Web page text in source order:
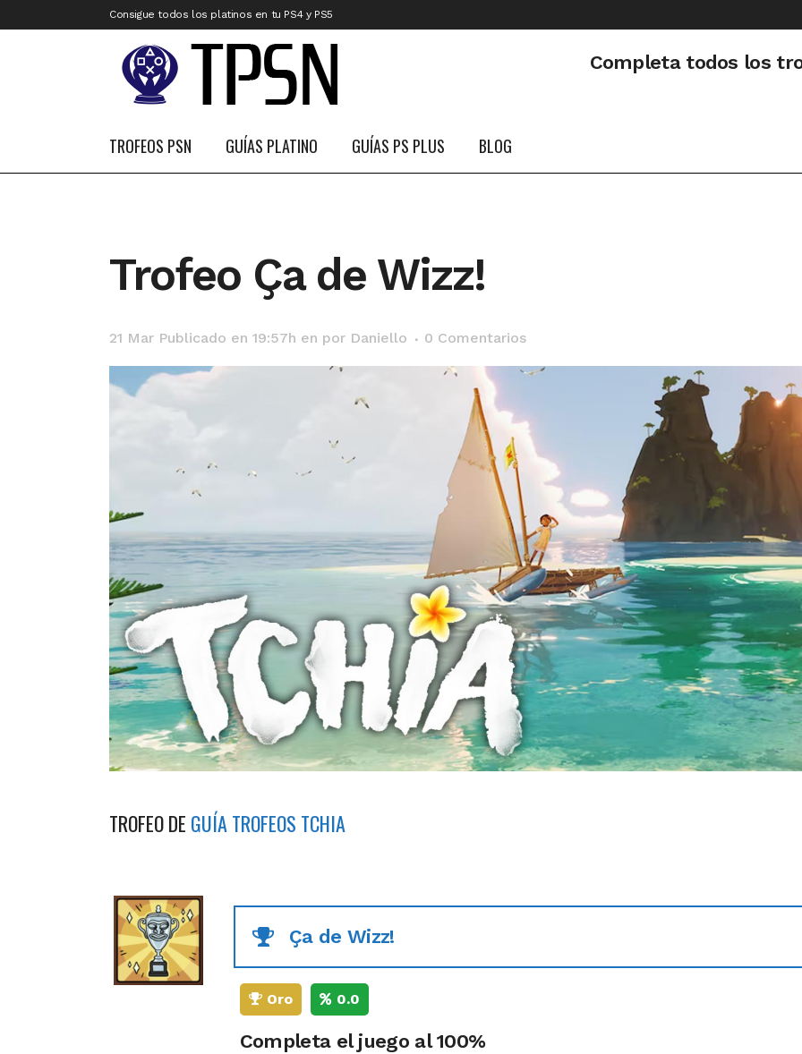
Consigue todos los platinos en tu PS4 y PS5
Completa todos los
TROFEOS PSN GUÍAS PLATINO GUÍAS PS PLUS BLOG
Trofeo Ça de Wizz!
21 Mar Publicado en 19:57h en por Daniello 0 Comentarios
TROFEO DE GUÍA TROFEOS TCHIA
Ça de Wizz!
Oro 0.0
Completa el juego al 100%